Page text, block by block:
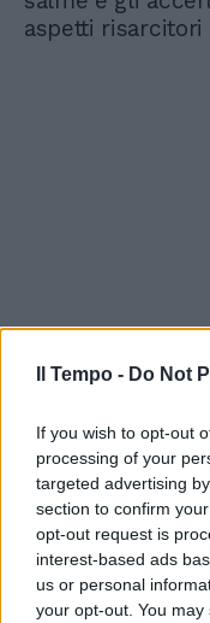
Il Tempo - Do Not
If you wish to opt-out
processing of your
targeted advertising
section to confirm
opt-out request is
interest-based ads
us or personal
your opt-out. You
aspetti risarcitori